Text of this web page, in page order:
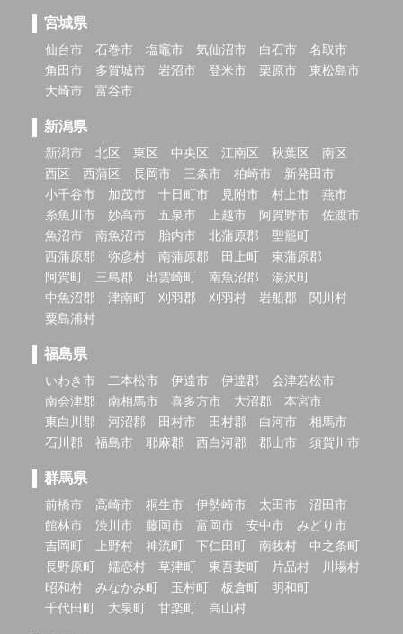
宮城県
仙台市 石巻市 塩竈市 気仙沼市 白石市
名取市
角田市
多賀城市 岩沼市 登米市 栗原市
東松島市
大崎市
富谷市
新潟県
新潟市 北区 東区 中央区 江南区 秋葉区
南区
西区
西蒲区 長岡市 三条市 柏崎市
新発田市
小千谷市
加茂市 十日町市 見附市 村上市
燕市
糸魚川市
妙高市 五泉市 上越市 阿賀野市
佐渡市
魚沼市
南魚沼市 胎内市 北蒲原郡
聖籠町
西蒲原郡
弥彦村 南蒲原郡 田上町
東蒲原郡
阿賀町
三島郡 出雲崎町 南魚沼郡
湯沢町
中魚沼郡
津南町 刈羽郡 刈羽村 岩船郡
関川村
粟島浦村
福島県
いわき市 二本松市 伊達市 伊達郡
会津若松市
南会津郡
南相馬市 喜多方市 大沼郡
本宮市
東白川郡
河沼郡 田村市 田村郡 白河市
相馬市
石川郡
福島市 耶麻郡 西白河郡 郡山市 須賀川市
群馬県
前橋市 高崎市 桐生市 伊勢崎市 太田市
沼田市
館林市
渋川市 藤岡市 富岡市 安中市
みどり市
吉岡町
上野村 神流町 下仁田町 南牧村
中之条町
長野原町
嬬恋村 草津町 東吾妻町 片品村
川場村
昭和村
みなかみ町 玉村町 板倉町
明和町
千代田町
大泉町 甘楽町 高山村